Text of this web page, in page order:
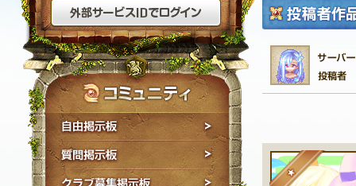
外部サービスIDでログ
質問掲示板
クラブ募集掲示板
★